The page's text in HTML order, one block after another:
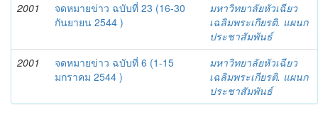
2001
จดหมายข่าว ฉบับที่ 23 (16-30
กันยายน 2544 )
มหาวิทยาลัยหัวเฉียว
เฉลิมพระเกียรติ. แผนก
ประชาสัมพันธ์
2001
จดหมายข่าว ฉบับที่ 6 (1-15
มกราคม 2544 )
มหาวิทยาลัยหัวเฉียว
เฉลิมพระเกียรติ. แผนก
ประชาสัมพันธ์